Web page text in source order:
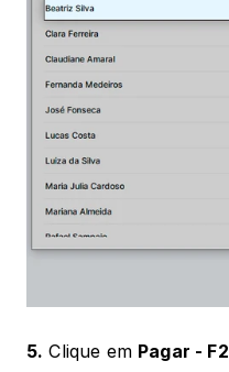
5. Clique em Pagar - F2